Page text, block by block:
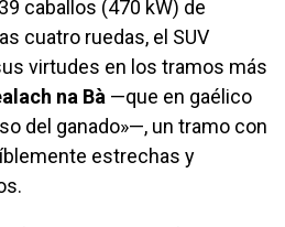
caballos (470 kW) de
cuatro ruedas, el SUV
virtudes en los tramos más
na Bà —que en gaélico
del ganado»—, un tramo con
estrechas y